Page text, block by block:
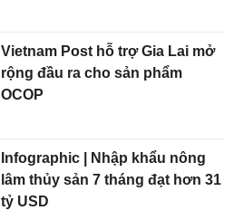
Vietnam Post hỗ trợ Gia Lai mở
rộng đầu ra cho sản phẩm
OCOP
Infographic | Nhập khẩu nông
lâm thủy sản 7 tháng đạt hơn 31
tỷ USD